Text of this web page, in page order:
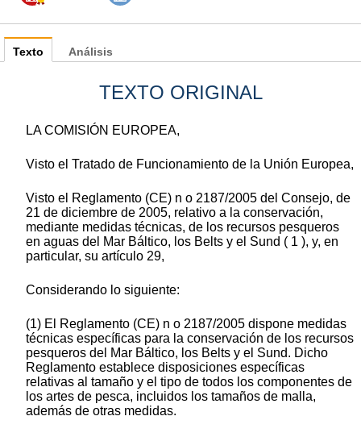
Texto
TEXTO ORIGINAL
LA COMISIÓN EUROPEA,
Visto el Tratado de Funcionamiento de la Unión Europea,
Visto el Reglamento (CE) n o 2187/2005 del Consejo, de
21 de diciembre de 2005, relativo a la conservación,
mediante medidas técnicas, de los recursos pesqueros
en aguas del Mar Báltico, los Belts y el Sund ( 1 ), y, en
particular, su artículo 29,
Considerando lo siguiente:
(1) El Reglamento (CE) n o 2187/2005 dispone medidas
técnicas específicas para la conservación de los recursos
pesqueros del Mar Báltico, los Belts y el Sund. Dicho
Reglamento establece disposiciones específicas
relativas al tamaño y el tipo de todos los componentes de
los artes de pesca, incluidos los tamaños de malla,
además de otras medidas.
Análisis